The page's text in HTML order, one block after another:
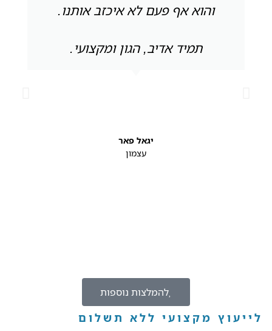
והוא אף פעם לא איכזב אותנו.
תמיד אדיב, הגון ומקצועי.
יגאל פאר
עצמון
להמלצות נוספות
לייעוץ מקצועי ללא תשלום​